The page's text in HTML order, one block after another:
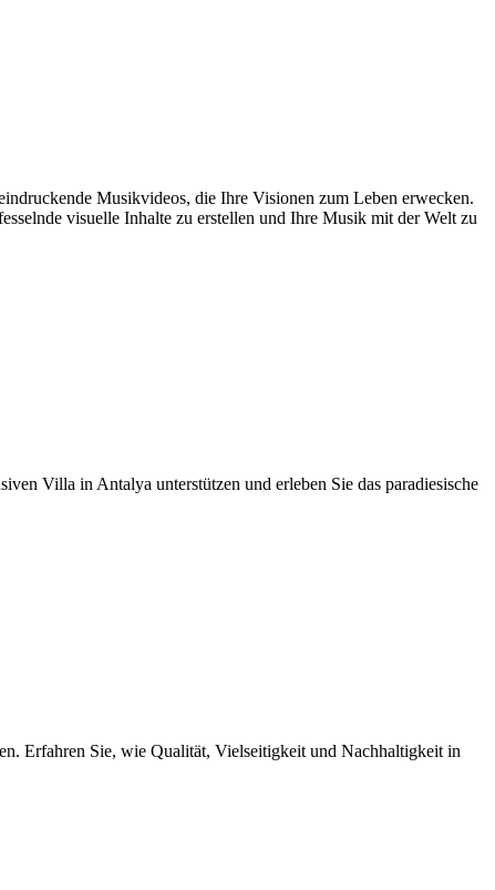
Musikvideos, die Ihre Visionen zum Leben erwecken.
visuelle Inhalte zu erstellen und Ihre Musik mit der Welt zu
Villa in Antalya unterstützen und erleben Sie das paradiesische
Erfahren Sie, wie Qualität, Vielseitigkeit und Nachhaltigkeit in